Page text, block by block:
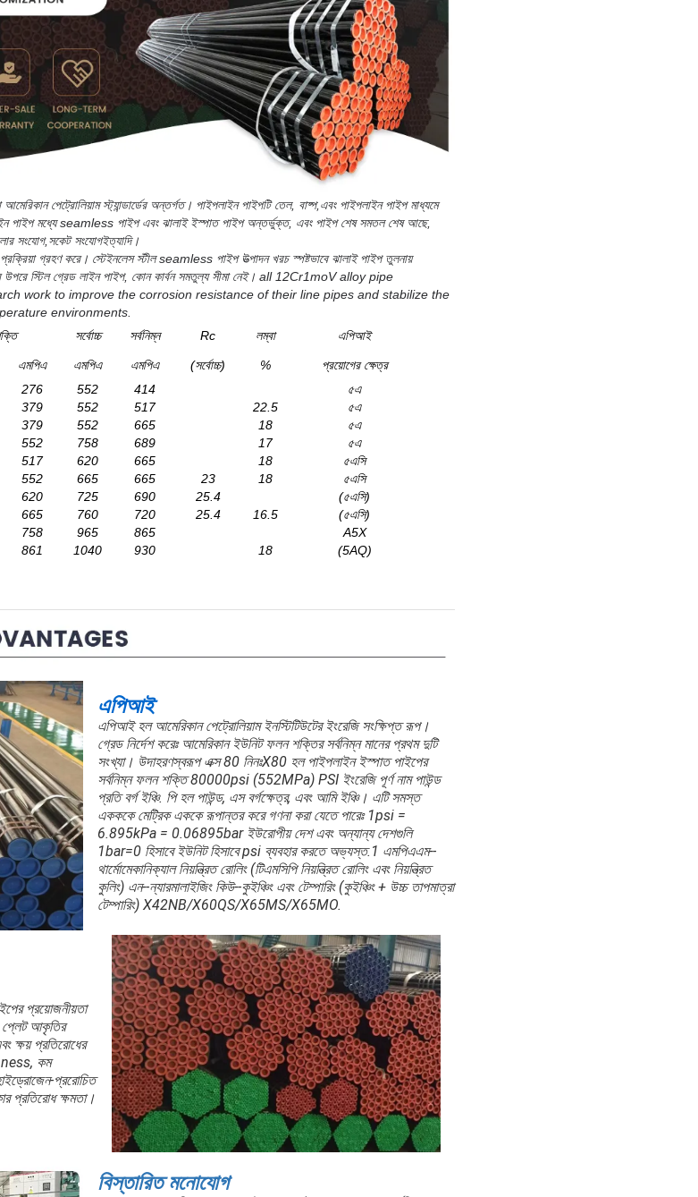
পেট্রোলিয়াম স্ট্যান্ডার্ডের অন্তর্গত। পাইপলাইন পাইপটি তেল, বাষ্প,এবং পাইপলাইন পাইপ মাধ্যমে
পাইপ মধ্যে seamless পাইপ এবং ঝালাই ইস্পাত পাইপ অন্তর্ভুক্ত, এবং পাইপ শেষ সমতল শেষ আছে,
সংযোগ,সকেট সংযোগইত্যাদি।
প্রক্রিয়া গ্রহণ করে। স্টেইনলেস স্টীল seamless পাইপ উত্পাদন খরচ স্পষ্টভাবে ঝালাই পাইপ তুলনায়
উপরে স্টিল গ্রেড লাইন পাইপ, কোন কার্বন সমতুল্য সীমা নেই। all 12Cr1moV alloy pipe
work to improve the corrosion resistance of their line pipes and stabilize the
environments.
সর্বোচ্চ সর্বনিম্ন Rc লম্বা এপিআই
এমপিএ এমপিএ এমপিএ (সর্বোচ্চ) %
প্রয়োগের ক্ষেত্র
276 552 414
৫এ
379 552 517 22.5
৫এ
379 552 665 18
৫এ
552 758 689 17
৫এ
517 620 665 18
৫এসি
552 665 665 23 18
৫এসি
620 725 690 25.4
(৫এসি)
665 760 720 25.4 16.5
(৫এসি)
758 965 865
A5X
861 1040 930 18 (5AQ)
এপিআই
এপিআই হল আমেরিকান পেট্রোলিয়াম ইনস্টিটিউটের ইংরেজি সংক্ষিপ্ত রূপ।
গ্রেড নির্দেশ করেঃ আমেরিকান ইউনিট ফলন শক্তির সর্বনিম্ন মানের প্রথম দুটি
সংখ্যা। উদাহরণস্বরূপ এক্স 80 নিনঃX80 হল পাইপলাইন ইস্পাত পাইপের
সর্বনিম্ন ফলন শক্তি 80000psi (552MPa) PSI ইংরেজি পূর্ণ নাম পাউন্ড
প্রতি বর্গ ইঞ্চি. পি হল পাউন্ড, এস বর্গক্ষেত্র, এবং আমি ইঞ্চি। এটি সমস্ত
একককে মেট্রিক এককে রূপান্তর করে গণনা করা যেতে পারেঃ 1psi =
6.895kPa = 0.06895bar ইউরোপীয় দেশ এবং অন্যান্য দেশগুলি
1bar=0 হিসাবে ইউনিট হিসাবে psi ব্যবহার করতে অভ্যস্ত.1 এমপিএএম--
থার্মোমেকানিক্যাল নিয়ন্ত্রিত রোলিং (টিএমসিপি নিয়ন্ত্রিত রোলিং এবং নিয়ন্ত্রিত
কুলিং) এন--ন্যারমালাইজিং কিউ--কুইঞ্চিং এবং টেম্পারিং (কুইঞ্চিং + উচ্চ তাপমাত্রা
টেম্পারিং) X42NB/X60QS/X65MS/X65MO.
প্রয়োজনীয়তা
প্লেট আকৃতির
ক্ষয় প্রতিরোধের
কম
প্ররোচিত
প্রতিরোধ ক্ষমতা।
বিস্তারিত মনোযোগ